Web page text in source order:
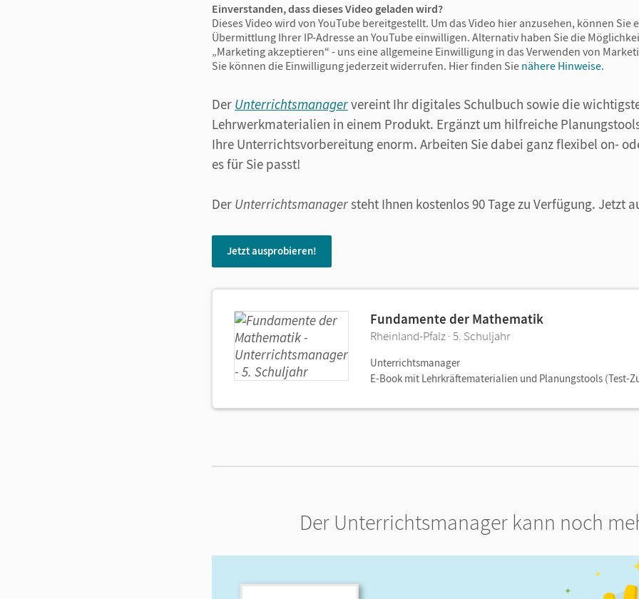
Einverstanden, dass dieses Video geladen wird?
Dieses Video wird von YouTube bereitgestellt. Um das Video hier anzusehen, können Sie
Übermittlung Ihrer IP-Adresse an YouTube einwilligen. Alternativ haben Sie die
„Marketing akzeptieren“ - uns eine allgemeine Einwilligung in das Verwenden von
Sie können die Einwilligung jederzeit widerrufen. Hier finden Sie nähere Hinweise.
Der Unterrichtsmanagervereint Ihr digitales Schulbuch sowie die
Lehrwerkmaterialien in einem Produkt. Ergänzt um hilfreiche
Ihre Unterrichtsvorbereitung enorm. Arbeiten Sie dabei ganz flexibel on-
es für Sie passt!
Der Unterrichtsmanagersteht Ihnen kostenlos 90 Tage zu Verfügung. Jetzt
Jetzt ausprobieren!
Fundamente der Mathematik
Rheinland-Pfalz · 5. Schuljahr
Unterrichtsmanager
E-Book mit Lehrkräftematerialien und Planungstools (Test-
Der Unterrichtsmanager kann noch